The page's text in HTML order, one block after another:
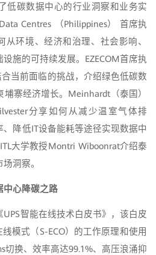
低碳数据中心的行业洞察和业务实
Centres （Philippines） 首席执
从环境、经济和治理、社会影响、
施的可持续发展。EZECOM首席执
当前面临的挑战，介绍绿色低碳数
寨经济增长。Meinhardt（泰国）
分享如何从减少温室气体排
降低IT设备能耗等途径实现数据中
大学教授Montri Wiboonrat介绍泰
洞察。
中心降碳之路
智能在线技术白皮书》，该白皮
模式（S-ECO）的工作原理和使用
切换、效率高达99.1%、高压浪涌抑